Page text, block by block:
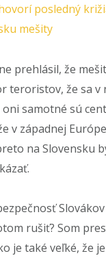
posledný
mešity
prehlásil, že
teroristov, že sa v
samotné sú
v západnej
na Slovensku
rušiť? Som
je také veľké, že